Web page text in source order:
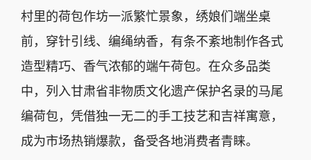
村里的荷包作坊一派繁忙景象，绣娘们端坐桌
前，穿针引线、编绳纳香，有条不紊地制作各式
造型精巧、香气浓郁的端午荷包。在众多品类
中，列入甘肃省非物质文化遗产保护名录的马尾
编荷包，凭借独一无二的手工技艺和吉祥寓意，
成为市场热销爆款，备受各地消费者青睐。